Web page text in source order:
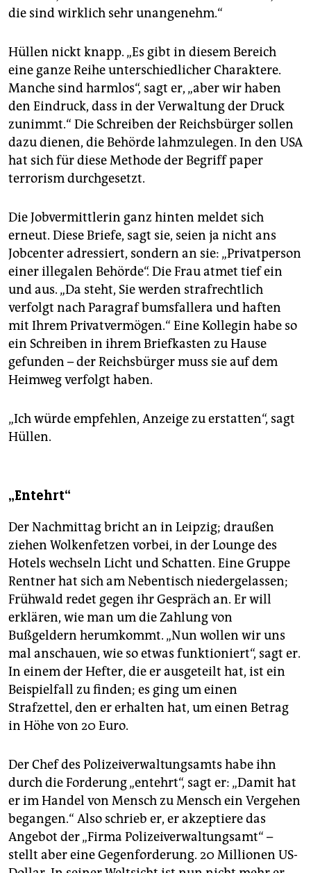
die sind wirklich sehr unangenehm.“
Hüllen nickt knapp. „Es gibt in diesem Bereich
eine ganze Reihe unterschiedlicher Charaktere.
Manche sind harmlos“, sagt er, „aber wir haben
den Eindruck, dass in der Verwaltung der Druck
zunimmt.“ Die Schreiben der Reichsbürger sollen
dazu dienen, die Behörde lahmzulegen. In den USA
hat sich für diese Methode der Begriff paper
terrorism durchgesetzt.
Die Jobvermittlerin ganz hinten meldet sich
erneut. Diese Briefe, sagt sie, seien ja nicht ans
Jobcenter adressiert, sondern an sie: „Privatperson
einer illegalen Behörde“. Die Frau atmet tief ein
und aus. „Da steht, Sie werden strafrechtlich
verfolgt nach Paragraf bumsfallera und haften
mit Ihrem Privatvermögen.“ Eine Kollegin habe so
ein Schreiben in ihrem Briefkasten zu Hause
gefunden – der Reichsbürger muss sie auf dem
Heimweg verfolgt haben.
„Ich würde empfehlen, Anzeige zu erstatten“, sagt
Hüllen.
„Entehrt“
Der Nachmittag bricht an in Leipzig; draußen
ziehen Wolkenfetzen vorbei, in der Lounge des
Hotels wechseln Licht und Schatten. Eine Gruppe
Rentner hat sich am Nebentisch niedergelassen;
Frühwald redet gegen ihr Gespräch an. Er will
erklären, wie man um die Zahlung von
Bußgeldern herumkommt. „Nun wollen wir uns
mal anschauen, wie so etwas funktioniert“, sagt er.
In einem der Hefter, die er ausgeteilt hat, ist ein
Beispielfall zu finden; es ging um einen
Strafzettel, den er erhalten hat, um einen Betrag
in Höhe von 20 Euro.
Der Chef des Polizeiverwaltungsamts habe ihn
durch die Forderung „entehrt“, sagt er: „Damit hat
er im Handel von Mensch zu Mensch ein Vergehen
begangen.“ Also schrieb er, er akzeptiere das
Angebot der „Firma Polizeiverwaltungsamt“ –
stellt aber eine Gegenforderung. 20 Millionen US-